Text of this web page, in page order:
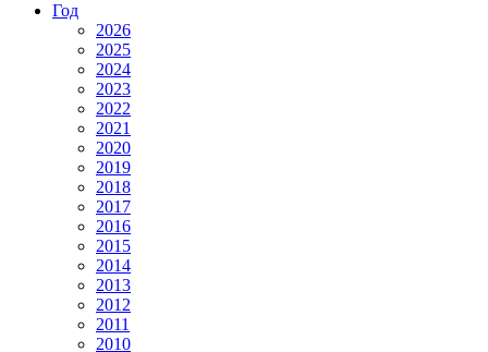
Год
2026
2025
2024
2023
2022
2021
2020
2019
2018
2017
2016
2015
2014
2013
2012
2011
2010